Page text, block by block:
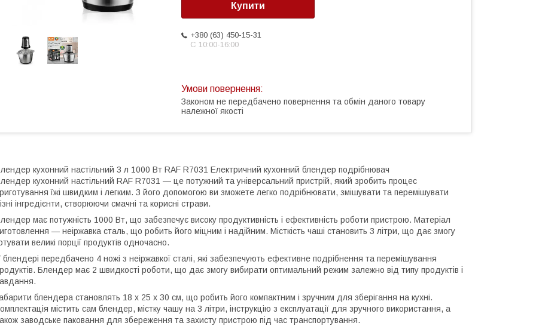
Купити
+380 (63) 450-15-31
С 10:00-16:00
Законом не передбачено повернення та обмін даного товару
належної якості
кухонний настільний 3 л 1000 Вт RAF R7031 Електричний кухонний блендер подрібнювач
кухонний настільний RAF R7031 — це потужний та універсальний пристрій, який зробить процес
їжі швидким і легким. З його допомогою ви зможете легко подрібнювати, змішувати та перемішувати
інгредієнти, створюючи смачні та корисні страви.
має потужність 1000 Вт, що забезпечує високу продуктивність і ефективність роботи пристрою. Матеріал
— неіржавка сталь, що робить його міцним і надійним. Місткість чаші становить 3 літри, що дає змогу
великі порції продуктів одночасно.
блендері передбачено 4 ножі з неіржавкої сталі, які забезпечують ефективне подрібнення та перемішування
Блендер має 2 швидкості роботи, що дає змогу вибирати оптимальний режим залежно від типу продуктів і
блендера становлять 18 х 25 х 30 см, що робить його компактним і зручним для зберігання на кухні.
містить сам блендер, містку чашу на 3 літри, інструкцію з експлуатації для зручного використання, а
заводське паковання для збереження та захисту пристрою під час транспортування.